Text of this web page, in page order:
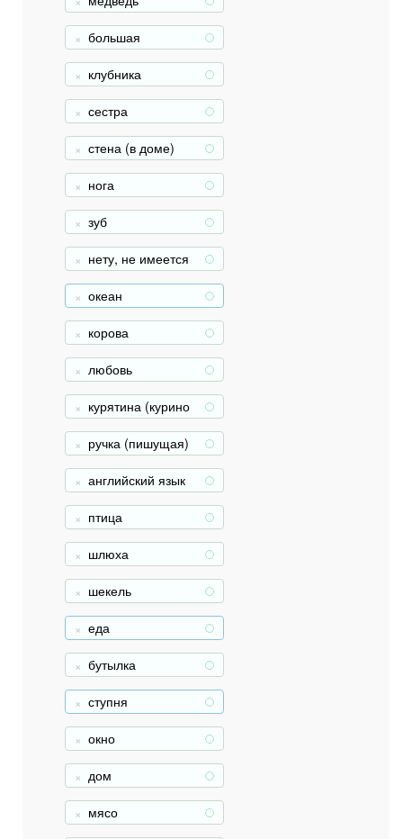
большая +
клубника +
сестра +
стена (в доме) +
нога +
зуб +
нету, не имеется +
океан +
корова +
любовь +
курятина (курино
е мясо)
+
ручка (пишущая) +
английский язык +
птица +
шлюха +
шекель +
еда +
бутылка +
ступня +
окно +
дом +
мясо +